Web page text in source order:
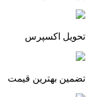
تحویل اکسپرس
تضمین بهترین قیمت